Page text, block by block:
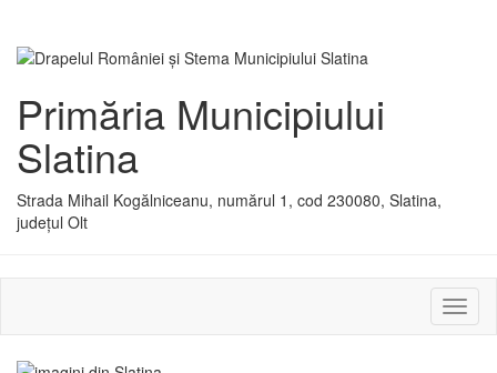
Primăria Municipiului
Slatina
Strada Mihail Kogălniceanu, numărul 1, cod 230080, Slatina,
județul Olt
sau